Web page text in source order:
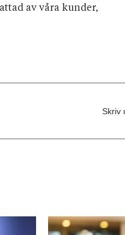
av våra kunder,
Skriv